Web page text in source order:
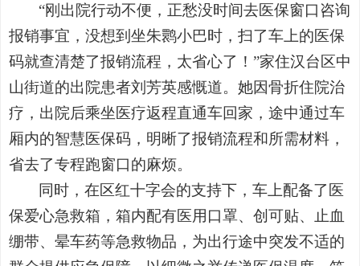
“刚出院行动不便，正愁没时间去医保窗口咨询
报销事宜，没想到坐朱鹮小巴时，扫了车上的医保
码就查清楚了报销流程，太省心了！”家住汉台区中
山街道的出院患者刘芳英感慨道。她因骨折住院治
疗，出院后乘坐医疗返程直通车回家，途中通过车
厢内的智慧医保码，明晰了报销流程和所需材料，
省去了专程跑窗口的麻烦。
同时，在区红十字会的支持下，车上配备了医
保爱心急救箱，箱内配有医用口罩、创可贴、止血
绷带、晕车药等急救物品，为出行途中突发不适的